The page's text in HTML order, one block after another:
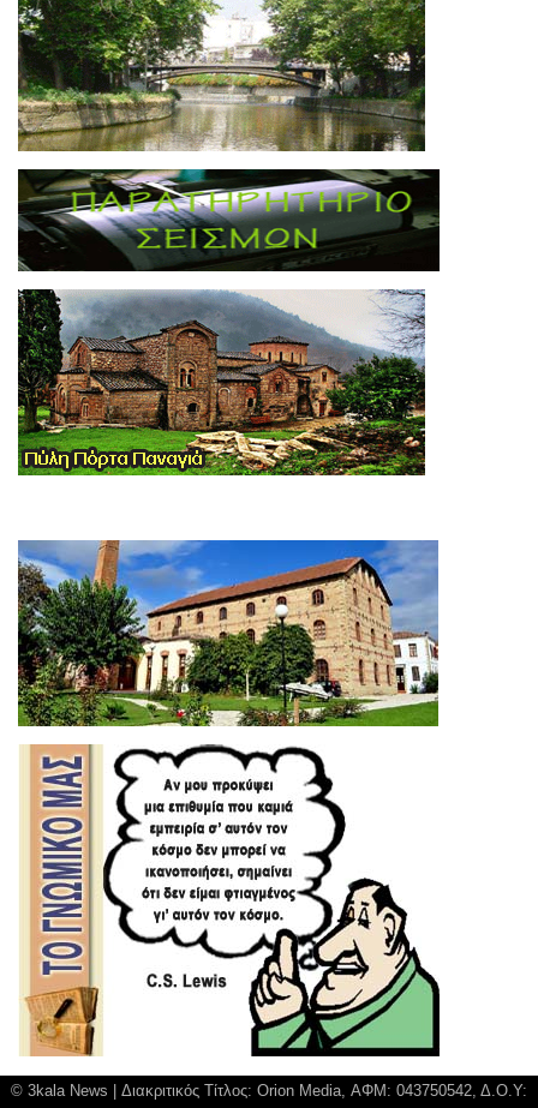
© 3kala News | Διακριτικός Τίτλος: Orion Media, ΑΦΜ: 043750542, Δ.Ο.Υ: